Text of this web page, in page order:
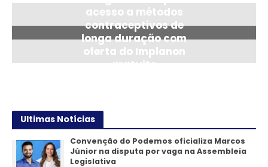
acesso a métodos
contraceptivos de
longa duração com
oferta do Implanon
gratuito
Ultimas Notícias
Convenção do Podemos oficializa Marcos
Júnior na disputa por vaga na Assembleia
Legislativa